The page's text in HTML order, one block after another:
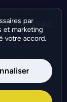
Romeo
Toyota
Citroen
réservés -
par
et marketing
votre accord.